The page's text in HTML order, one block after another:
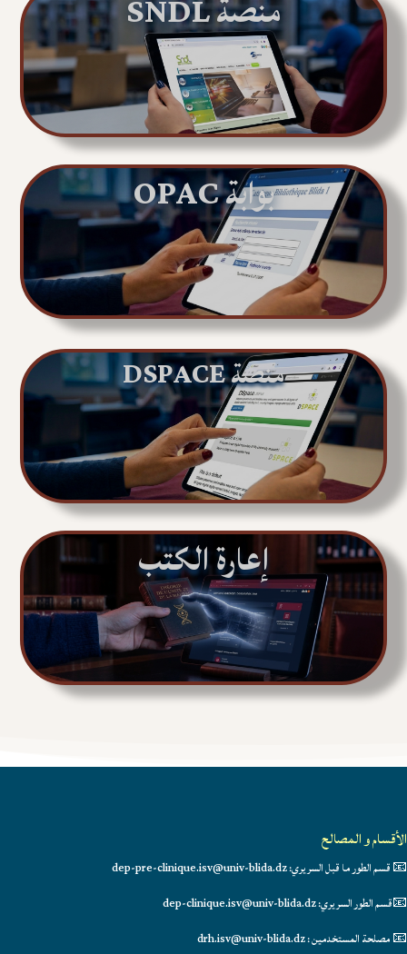
بوابة OPAC
منصة DSPACE
إعارة الكتب
الأقسام و المصالح
📧 قسم الطور ما قبل السريري: dep-pre-clinique.isv@univ-blida.dz
📧قسم الطور السريري: dep-clinique.isv@univ-blida.dz
📧 مصلحة المستخدمين : drh.isv@univ-blida.dz